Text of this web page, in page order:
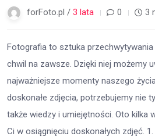
forFoto.pl / 3 lata 0 3
Fotografia to sztuka
chwil na zawsze. Dzięki niej możemy
najważniejsze momenty naszego
doskonałe zdjęcia, potrzebujemy nie
także wiedzy i umiejętności. Oto kilka
Ci w osiągnięciu doskonałych zdjęć.